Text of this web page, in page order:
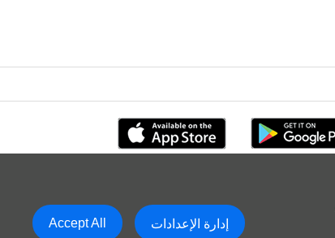
إدارة الإعدادات Accept All